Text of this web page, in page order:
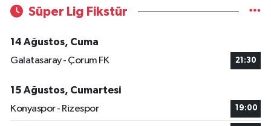
Süper Lig Fikstür
14 Ağustos, Cuma
Galatasaray - Çorum FK
21:30
15 Ağustos, Cumartesi
Konyaspor - Rizespor
19:00